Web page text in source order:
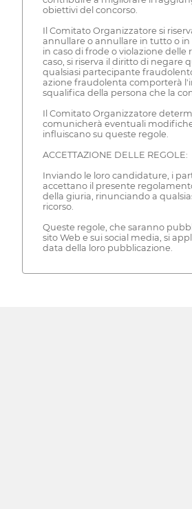
obiettivi del concorso.
Il Comitato Organizzatore si
annullare o annullare in tutto o in
in caso di frode o violazione delle
caso, si riserva il diritto di negare
qualsiasi partecipante
azione fraudolenta comporterà
squalifica della persona che la
Il Comitato Organizzatore
comunicherà eventuali
influiscano su queste regole.
ACCETTAZIONE DELLE REGOLE:
Inviando le loro candidature, i
accettano il presente
della giuria, rinunciando a
ricorso.
Queste regole, che saranno
sito Web e sui social media, si
data della loro pubblicazione.